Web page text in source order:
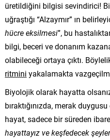
üretildiğini bilgisi sevindirici!
uğraştığı “Alzaymır” ın
hücre eksilmesi”, bu
bilgi, beceri ve donanım
olabileceği ortaya çıktı.
ritmini yakalamakta
Biyolojik olarak hayatta
bıraktığınızda, merak
hayat, sadece bir süreden
hayattayız ve keşfedecek